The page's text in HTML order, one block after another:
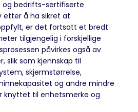
og bedrifts-sertifiserte
etter å ha sikret at
er det fortsatt et bredt
tilgjengelig i forskjellige
påvirkes også av
slik som kjennskap til
skjermstørrelse,
og andre mindre
knyttet til enhetsmerke og